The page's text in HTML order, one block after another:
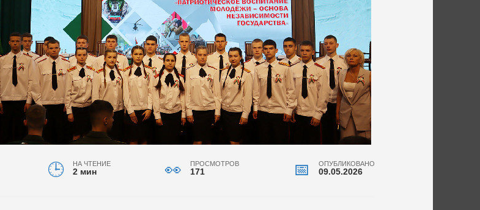
НА ЧТЕНИЕ
2 мин
ПРОСМОТРОВ
171
ОПУБЛИКОВАНО
09.05.2026